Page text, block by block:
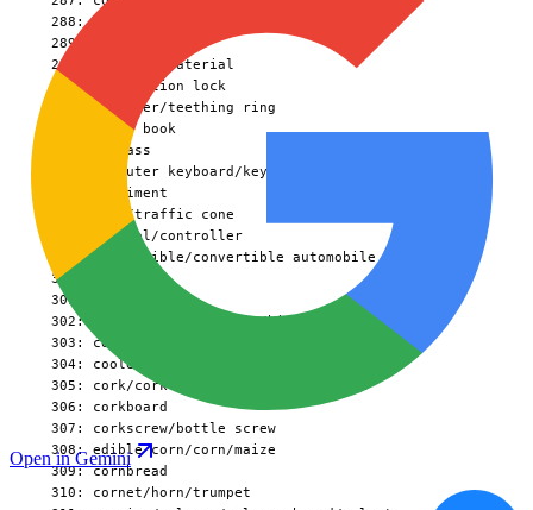
Open in Gemini